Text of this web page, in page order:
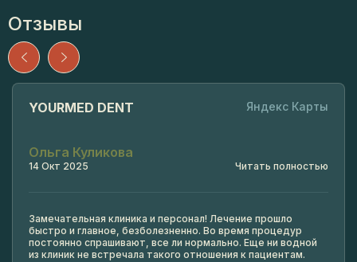
Отзывы
YOURMED DENT Яндекс Карты
Ольга Куликова
14 Окт 2025 Читать полностью
Замечательная клиника и персонал! Лечение прошло
быстро и главное, безболезненно. Во время процедур
постоянно спрашивают, все ли нормально. Еще ни водной
из клиник не встречала такого отношения к пациентам.